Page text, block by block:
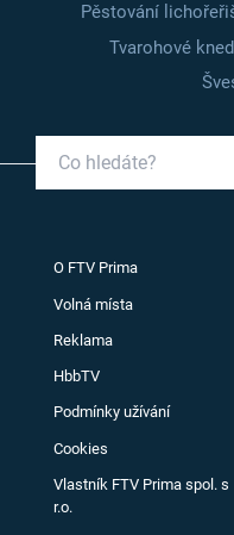
Pěstování
Tvarohové
O FTV Prima
Volná místa
Reklama
HbbTV
Podmínky užívání
Cookies
Vlastník FTV Prima spol. s
r.o.